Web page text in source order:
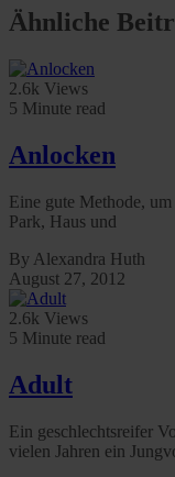
Ähnliche
2.6k Views
5 Minute read
Anlocken
Eine gute Methode,
Park, Haus und
By Alexandra Huth
August 27, 2012
2.6k Views
5 Minute read
Adult
Ein geschlechtsreifer
vielen Jahren ein